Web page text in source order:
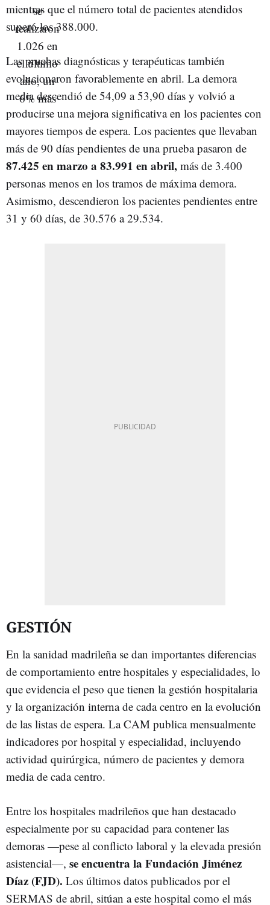
mientras que el número total de pacientes atendidos
superó los 388.000.
Las pruebas diagnósticas y terapéuticas también
evolucionaron favorablemente en abril. La demora
media descendió de 54,09 a 53,90 días y volvió a
producirse una mejora significativa en los pacientes con
mayores tiempos de espera. Los pacientes que llevaban
más de 90 días pendientes de una prueba pasaron de
87.425 en marzo a 83.991 en abril, más de 3.400
personas menos en los tramos de máxima demora.
Asimismo, descendieron los pacientes pendientes entre
31 y 60 días, de 30.576 a 29.534.
GESTIÓN
En la sanidad madrileña se dan importantes diferencias
de comportamiento entre hospitales y especialidades, lo
que evidencia el peso que tienen la gestión hospitalaria
y la organización interna de cada centro en la evolución
de las listas de espera. La CAM publica mensualmente
indicadores por hospital y especialidad, incluyendo
actividad quirúrgica, número de pacientes y demora
media de cada centro.
Entre los hospitales madrileños que han destacado
especialmente por su capacidad para contener las
demoras —pese al conflicto laboral y la elevada presión
asistencial—, se encuentra la Fundación Jiménez
Díaz (FJD). Los últimos datos publicados por el
SERMAS de abril, sitúan a este hospital como el más